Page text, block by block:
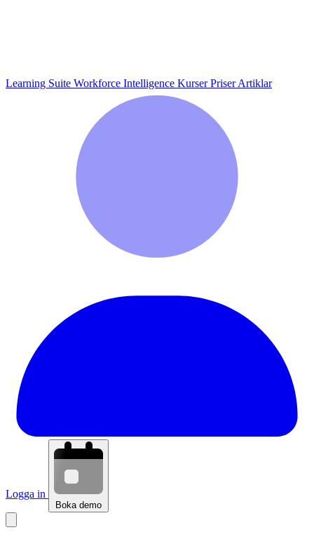
Learning Suite Workforce Intelligence KurserPriserArtiklar
Logga in
Boka demo